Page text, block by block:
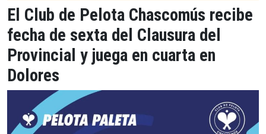
El Club de Pelota Chascomús recibe
fecha de sexta del Clausura del
Provincial y juega en cuarta en
Dolores